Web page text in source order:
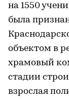
на 1550
была
объектом в
храмовый
стадии
взрослая